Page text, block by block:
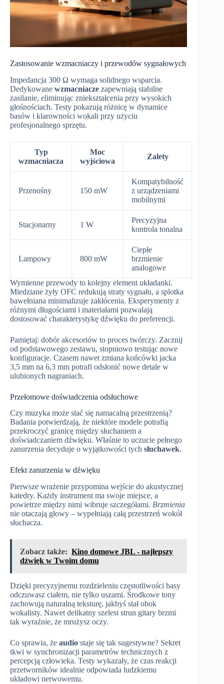
Zastosowanie wzmacniaczy i przewodów sygnałowych
Impedancja 300 Ω wymaga solidnego wsparcia.
Dedykowane wzmacniacze zapewniają stabilne
zasilanie, eliminując zniekształcenia przy wysokich
głośnościach. Testy pokazują różnicę w dynamice
basów i klarowności wokali przy użyciu
profesjonalnego sprzętu.
Typ
wzmacniacza
Moc
wyjściowa
Zalety
Przenośny 150 mW
Kompatybilność
z urządzeniami
mobilnymi
Stacjonarny 1 W
Precyzyjna
kontrola tonalna
Lampowy 800 mW
Ciepłe
brzmienie
analogowe
Wymienne przewody to kolejny element układanki.
Miedziane żyły OFC redukują straty sygnału, a splotka
bawełniana minimalizuje zakłócenia. Eksperymenty z
różnymi długościami i materiałami pozwalają
dostosować charakterystykę dźwięku do preferencji.
Pamiętaj: dobór akcesoriów to proces twórczy. Zacznij
od podstawowego zestawu, stopniowo testując nowe
konfiguracje. Czasem nawet zmiana końcówki jacka
3,5 mm na 6,3 mm potrafi odsłonić nowe detale w
ulubionych nagraniach.
Przełomowe doświadczenia odsłuchowe
Czy muzyka może stać się namacalną przestrzenią?
Badania potwierdzają, że niektóre modele potrafią
przekroczyć granicę między słuchaniem a
doświadczaniem dźwięku. Właśnie to uczucie pełnego
zanurzenia decyduje o wyjątkowości tych słuchawek.
Efekt zanurzenia w dźwięku
Pierwsze wrażenie przypomina wejście do akustycznej
katedry. Każdy instrument ma swoje miejsce, a
powietrze między nimi wibruje szczegółami. Brzmienia
nie otaczają głowy – wypełniają całą przestrzeń wokół
słuchacza.
Zobacz także: Kino domowe JBL - najlepszy
dźwięk w Twoim domu
Dzięki precyzyjnemu rozdzieleniu częstotliwości basy
odczuwasz ciałem, nie tylko uszami. Środkowe tony
zachowują naturalną teksturę, jakbyś stał obok
wokalisty. Nawet delikatny szelest strun gitary brzmi
tak wyraźnie, że mrużysz oczy.
Co sprawia, że audio staje się tak sugestywne? Sekret
tkwi w synchronizacji parametrów technicznych z
percepcją człowieka. Testy wykazały, że czas reakcji
przetworników idealnie odpowiada ludzkiemu
układowi nerwowemu.